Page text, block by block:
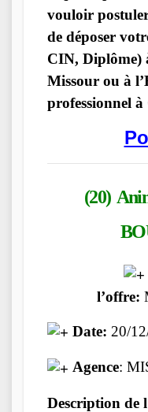
vouloir
de déposer
CIN, Diplôme)
Missour ou à
professionnel
(20)
l’offre:
Date: 20/
Agence:
Description de